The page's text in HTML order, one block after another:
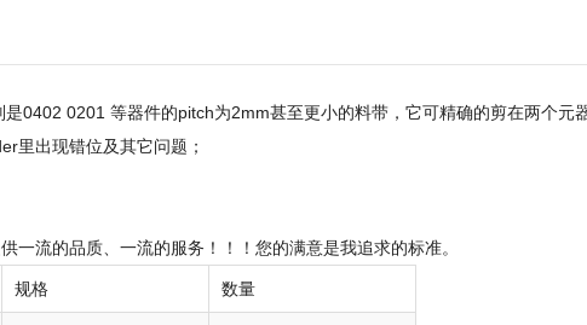
0402 0201 等器件的pitch为2mm甚至更小的料带，它可精确的剪在两个
里出现错位及其它问题；
流的品质、一流的服务！！！您的满意是我追求的标准。
规格 数量